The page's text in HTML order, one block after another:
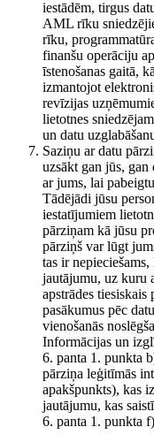
iestādēm, tirgus
AML rīku
rīku,
finanšu operāciju
īstenošanas gaitā,
izmantojot
revīzijas
lietotnes
un datu
Saziņu ar datu
uzsākt gan jūs, gan
ar jums, lai
Tādējādi jūsu
iestatījumiem
pārziņam kā jūsu
pārziņš var lūgt
tas ir
jautājumu, uz kuru
apstrādes tiesiskais
pasākumus pēc
vienošanās
Informācijas un
6. panta 1. punkta
pārziņa leģitīmās
apakšpunkts), kas
jautājumu, kas
6. panta 1. punkta